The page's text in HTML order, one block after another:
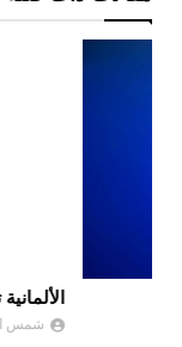
الألمانية تمارا
شمس اليوم نيوز 24